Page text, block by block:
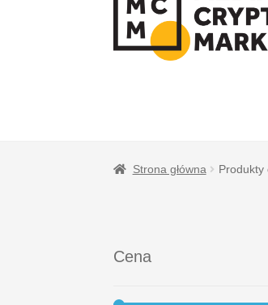
DO
NAWIGACJI
DO
TREŚCI
Strona główna Produkty
Cena